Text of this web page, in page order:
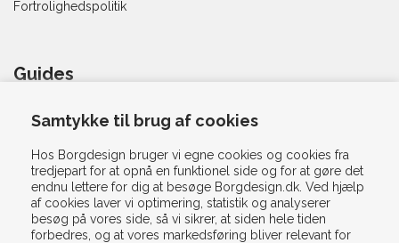
Samtykke til brug af cookies
Hos Borgdesign bruger vi egne cookies og cookies fra
tredjepart for at opnå en funktionel side og for at gøre det
endnu lettere for dig at besøge Borgdesign.dk. Ved hjælp
af cookies laver vi optimering, statistik og analyserer
besøg på vores side, så vi sikrer, at siden hele tiden
forbedres, og at vores markedsføring bliver relevant for
Fortrolighedspolitik
Guides
Babydyne Guiden
Juniordyne Guiden
Hovedpude Guiden
Sengetøjs Guiden